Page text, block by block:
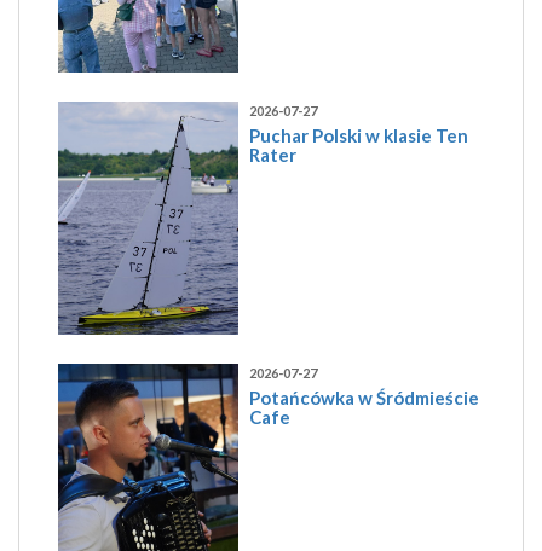
2026-07-27
Puchar Polski w klasie Ten
Rater
2026-07-27
Potańcówka w Śródmieście
Cafe